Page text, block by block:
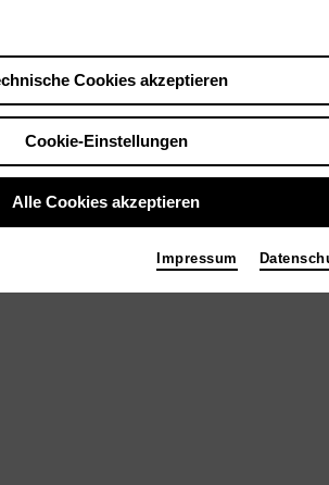
Cookies akzeptieren
Cookie-Einstellungen
Alle Cookies akzeptieren
Impressum